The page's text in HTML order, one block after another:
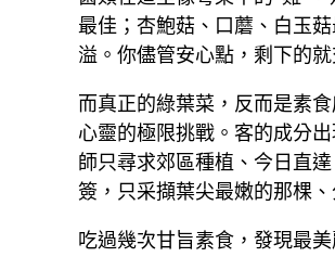
最佳；杏鮑菇、口蘑、白玉
溢。你儘管安心點，剩下的
而真正的綠葉菜，反而是素
心靈的極限挑戰。客的成分
師只尋求郊區種植、今日直
簽，只采擷葉尖最嫩的那棵
吃過幾次甘旨素食，發現最